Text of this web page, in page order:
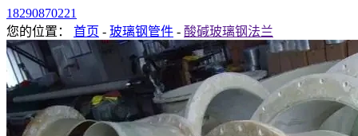
18290870221
您的位置： 首页 - 玻璃钢管件 - 酸碱玻璃钢法兰